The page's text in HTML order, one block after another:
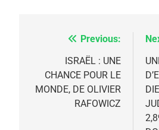
Navigation
l’article
Previous:
​​​​​​​ISRAËL : UNE
CHANCE POUR LE
MONDE, DE OLIVIER
RAFOWICZ
FIÈRE,
MA
Zrihen-
ISRAÉL JUDAISME